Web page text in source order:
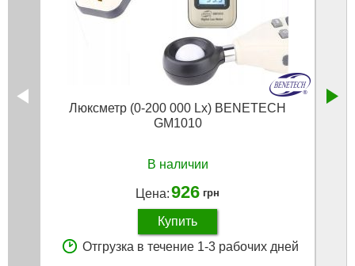
Люксметр (0-200 000 Lx) BENETECH
GM1010
В наличии
Цена:926 грн
Купить
Отгрузка в течение 1-3 рабочих дней